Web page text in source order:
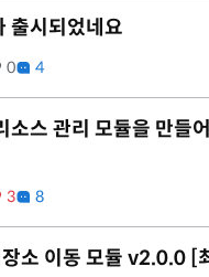
출시되었네요
0 4
소스 관리 모듈을 만들
3 8
소 이동 모듈 v2.0.0 [